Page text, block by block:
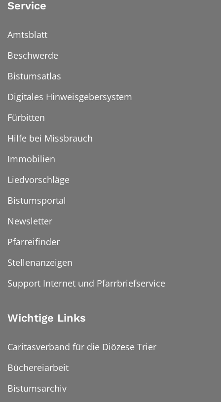
Service
Amtsblatt
Beschwerde
Bistumsatlas
Digitales Hinweisgebersystem
Fürbitten
Hilfe bei Missbrauch
Immobilien
Liedvorschläge
Bistumsportal
Newsletter
Pfarreifinder
Stellenanzeigen
Support Internet und Pfarrbriefservice
Wichtige Links
Caritasverband für die Diözese Trier
Büchereiarbeit
Bistumsarchiv